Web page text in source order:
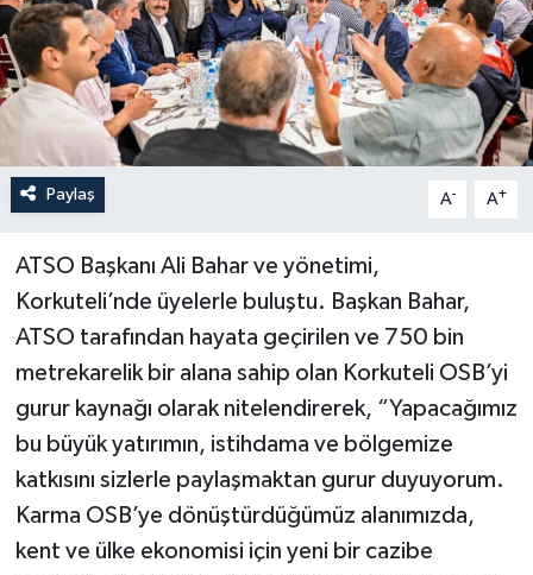
Paylaş A- A+
ATSO Başkanı Ali Bahar ve yönetimi,
Korkuteli’nde üyelerle buluştu. Başkan Bahar,
ATSO tarafından hayata geçirilen ve 750 bin
metrekarelik bir alana sahip olan Korkuteli OSB’yi
gurur kaynağı olarak nitelendirerek, “Yapacağımız
bu büyük yatırımın, istihdama ve bölgemize
katkısını sizlerle paylaşmaktan gurur duyuyorum.
Karma OSB’ye dönüştürdüğümüz alanımızda,
kent ve ülke ekonomisi için yeni bir cazibe